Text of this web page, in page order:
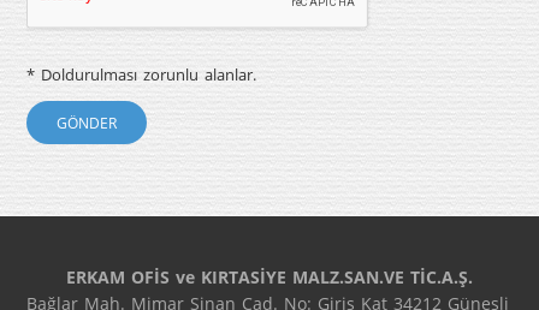
* Doldurulması zorunlu alanlar.
ERKAM OFİS ve KIRTASİYE MALZ.SAN.VE TİC.A.Ş.
Bağlar Mah. Mimar Sinan Cad. No: Giriş Kat 34212 Güneşli